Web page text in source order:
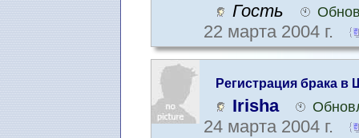
Гость
22 марта 2004 г.
Регистрация бракa
Irisha
24 марта 2004 г.